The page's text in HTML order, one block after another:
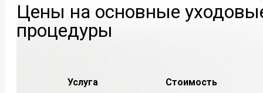
Цены на основные
процедуры
Услуга
Стоимость